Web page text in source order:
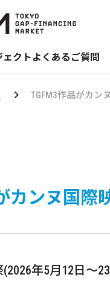
ェクト よくあるご質問
TGFM3作品がカン
カンヌ国際
年5月12日～